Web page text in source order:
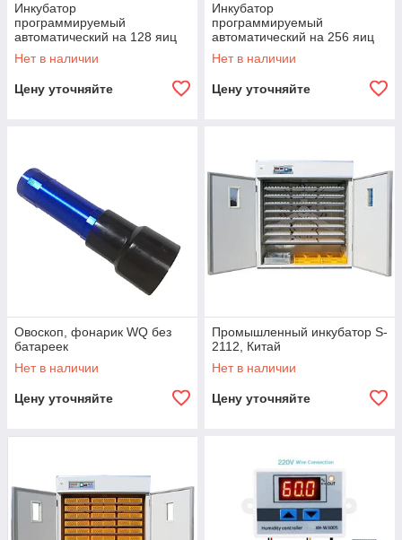
Инкубатор
программируемый
автоматический на 128 яиц
Нет в наличии
Цену уточняйте
Инкубатор
программируемый
автоматический на 256 яиц
Нет в наличии
Цену уточняйте
Овоскоп, фонарик WQ без
батареек
Нет в наличии
Цену уточняйте
Промышленный инкубатор S-
2112, Китай
Нет в наличии
Цену уточняйте